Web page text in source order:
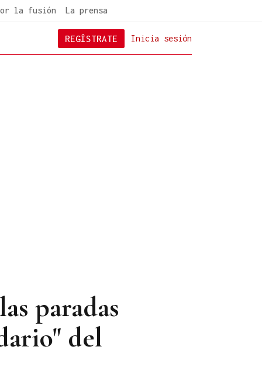
la fusión La prensa
Inicia sesión
REGÍSTRATE
paradas
del